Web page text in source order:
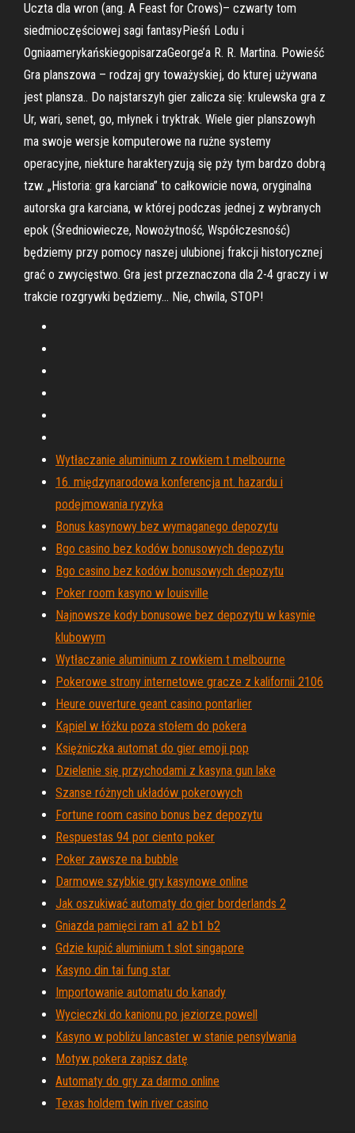
Uczta dla wron (ang. A Feast for Crows)– czwarty tom
siedmioczęściowej sagi fantasyPieśń Lodu i
OgniaamerykańskiegopisarzaGeorge’a R. R. Martina. Powieść
Gra planszowa – rodzaj gry toważyskiej, do kturej używana
jest plansza.. Do najstarszyh gier zalicza się: krulewska gra z
Ur, wari, senet, go, młynek i tryktrak. Wiele gier planszowyh
ma swoje wersje komputerowe na rużne systemy
operacyjne, niekture harakteryzują się pży tym bardzo dobrą
tzw. „Historia: gra karciana” to całkowicie nowa, oryginalna
autorska gra karciana, w której podczas jednej z wybranych
epok (Średniowiecze, Nowożytność, Współczesność)
będziemy przy pomocy naszej ulubionej frakcji historycznej
grać o zwycięstwo. Gra jest przeznaczona dla 2-4 graczy i w
trakcie rozgrywki będziemy… Nie, chwila, STOP!
Wytłaczanie aluminium z rowkiem t melbourne
16. międzynarodowa konferencja nt. hazardu i
podejmowania ryzyka
Bonus kasynowy bez wymaganego depozytu
Bgo casino bez kodów bonusowych depozytu
Bgo casino bez kodów bonusowych depozytu
Poker room kasyno w louisville
Najnowsze kody bonusowe bez depozytu w kasynie
klubowym
Wytłaczanie aluminium z rowkiem t melbourne
Pokerowe strony internetowe gracze z kalifornii 2106
Heure ouverture geant casino pontarlier
Kąpiel w łóżku poza stołem do pokera
Księżniczka automat do gier emoji pop
Dzielenie się przychodami z kasyna gun lake
Szanse różnych układów pokerowych
Fortune room casino bonus bez depozytu
Respuestas 94 por ciento poker
Poker zawsze na bubble
Darmowe szybkie gry kasynowe online
Jak oszukiwać automaty do gier borderlands 2
Gniazda pamięci ram a1 a2 b1 b2
Gdzie kupić aluminium t slot singapore
Kasyno din tai fung star
Importowanie automatu do kanady
Wycieczki do kanionu po jeziorze powell
Kasyno w pobliżu lancaster w stanie pensylwania
Motyw pokera zapisz datę
Automaty do gry za darmo online
Texas holdem twin river casino